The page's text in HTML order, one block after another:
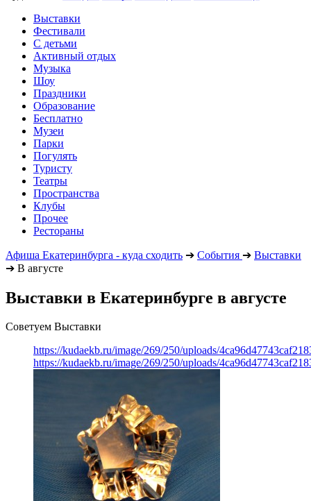
Выставки
Фестивали
С детьми
Активный отдых
Музыка
Шоу
Праздники
Образование
Бесплатно
Музеи
Парки
Погулять
Туристу
Театры
Пространства
Клубы
Прочее
Рестораны
Афиша Екатеринбурга - куда сходить ➔ События ➔ Выставки
➔ В августе
Выставки в Екатеринбурге в августе
Советуем Выставки
https://kudaekb.ru/image/269/250/uploads/
https://kudaekb.ru/image/269/250/uploads/